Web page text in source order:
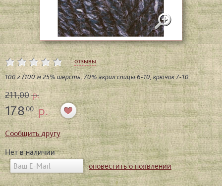
отзывы
100 г /100 м 25% шерсть, 70% акрил спицы 6-10, крючок 7-10
211,00р.
17800р.
Сообщить другу
Нет в наличии
оповестить о появлении